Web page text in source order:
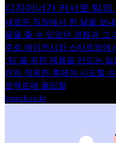
디자이너가 커서로 팀의
새로운 직장에서 한 달을 보
움을 줄 수 있었던 경험과 그
주로 에이전시와 스타트업에
‘팀’을 위한 제품을 만드는
전히 적응한 후에야 시도할
로젝트에 몰입할
brunch.co.kr